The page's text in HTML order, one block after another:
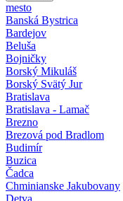
mesto
Banská Bystrica
Bardejov
Beluša
Bojničky
Borský Mikuláš
Borský Svätý Jur
Bratislava
Bratislava - Lamač
Brezno
Brezová pod Bradlom
Budimír
Buzica
Čadca
Chminianske Jakubovany
Detva